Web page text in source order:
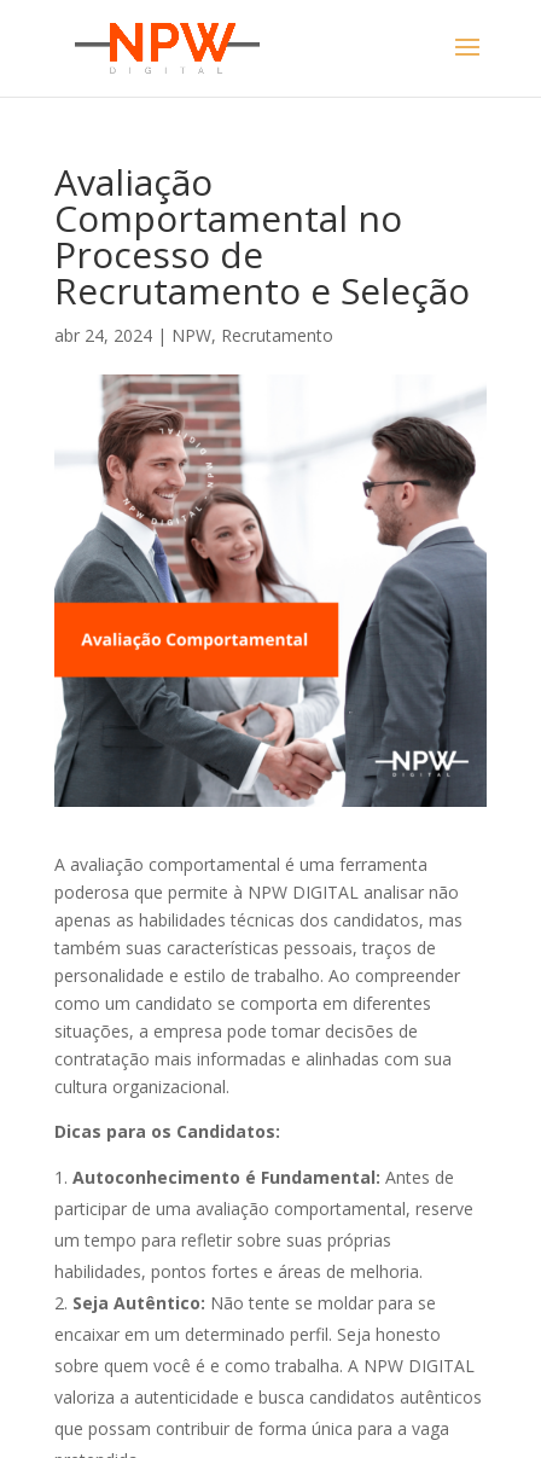
Avaliação
Comportamental no
Processo de
Recrutamento e Seleção
abr 24, 2024| NPW, Recrutamento
A avaliação comportamental é uma ferramenta
poderosa que permite à NPW DIGITAL analisar não
apenas as habilidades técnicas dos candidatos, mas
também suas características pessoais, traços de
personalidade e estilo de trabalho. Ao compreender
como um candidato se comporta em diferentes
situações, a empresa pode tomar decisões de
contratação mais informadas e alinhadas com sua
cultura organizacional.
Dicas para os Candidatos:
Autoconhecimento é Fundamental: Antes de
participar de uma avaliação comportamental, reserve
um tempo para refletir sobre suas próprias
habilidades, pontos fortes e áreas de melhoria.
Seja Autêntico: Não tente se moldar para se
encaixar em um determinado perfil. Seja honesto
sobre quem você é e como trabalha. A NPW DIGITAL
valoriza a autenticidade e busca candidatos autênticos
que possam contribuir de forma única para a vaga